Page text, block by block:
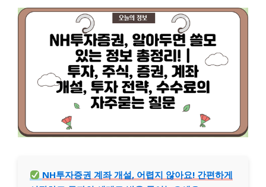
NH투자증권 계좌 개설, 어렵지 않아요! 간편하게